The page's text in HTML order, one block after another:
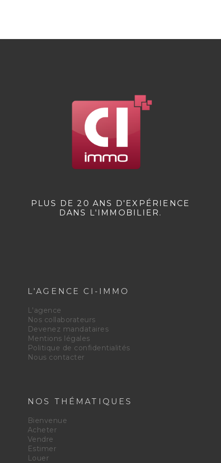
PLUS DE 20 ANS D'EXPÉRIENCE
DANS L'IMMOBILIER.
L'AGENCE CI-IMMO
L'agence
Nos collaborateurs
Devenez mandataires
Mentions légales
Politique de confidentialités
Nous contacter
NOS THÉMATIQUES
Bienvenue
Acheter
Vendre
Estimer
Louer